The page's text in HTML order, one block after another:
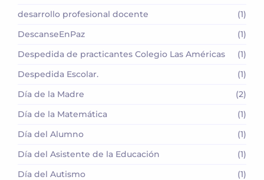
desarrollo profesional docente
(1)
DescanseEnPaz
(1)
Despedida de practicantes Colegio Las Américas
(1)
Despedida Escolar.
(1)
Día de la Madre
(2)
Día de la Matemática
(1)
Día del Alumno
(1)
Día del Asistente de la Educación
(1)
Día del Autismo
(1)